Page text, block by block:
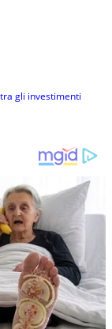
gli investimenti